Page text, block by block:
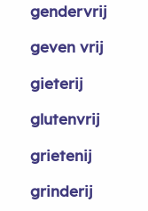
gendervrij
geven vrij
gieterij
glutenvrij
grietenij
grinderij